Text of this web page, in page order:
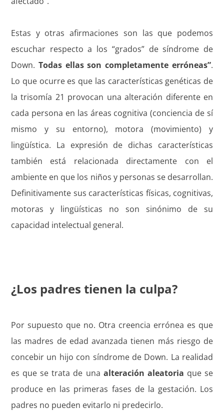
Estas y otras afirmaciones son las que podemos
escuchar respecto a los “grados” de síndrome de
Down. Todas ellas son completamente erróneas”.
Lo que ocurre es que las características genéticas de
la trisomía 21 provocan una alteración diferente en
cada persona en las áreas cognitiva (conciencia de sí
mismo y su entorno), motora (movimiento) y
lingüística. La expresión de dichas características
también está relacionada directamente con el
ambiente en que los niños y personas se desarrollan.
Definitivamente sus características físicas, cognitivas,
motoras y lingüísticas no son sinónimo de su
capacidad intelectual general.
¿Los padres tienen la culpa?
Por supuesto que no. Otra creencia errónea es que
las madres de edad avanzada tienen más riesgo de
concebir un hijo con síndrome de Down. La realidad
es que se trata de una alteración aleatoria que se
produce en las primeras fases de la gestación. Los
padres no pueden evitarlo ni predecirlo.